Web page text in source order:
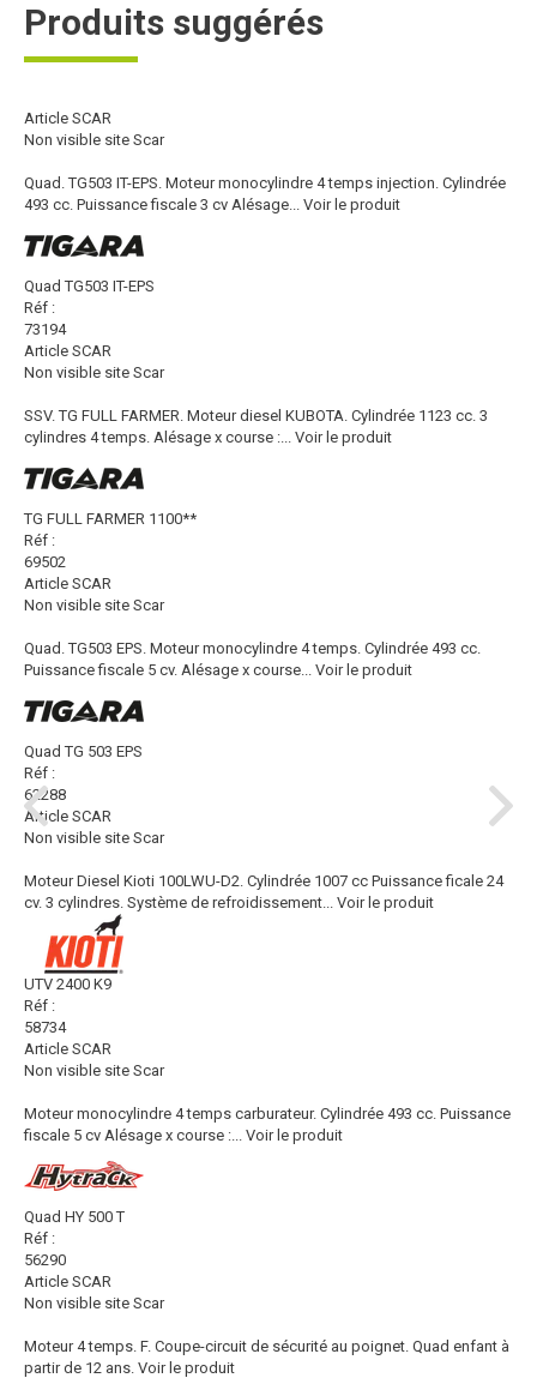
Produits suggérés
Article SCAR
Non visible site Scar
Quad. TG503 IT-EPS. Moteur monocylindre 4 temps injection. Cylindrée
493 cc. Puissance fiscale 3 cv Alésage... Voir le produit
Quad TG503 IT-EPS
Réf :
73194
Article SCAR
Non visible site Scar
SSV. TG FULL FARMER. Moteur diesel KUBOTA. Cylindrée 1123 cc. 3
cylindres 4 temps. Alésage x course :... Voir le produit
TG FULL FARMER 1100**
Réf :
69502
Article SCAR
Non visible site Scar
Quad. TG503 EPS. Moteur monocylindre 4 temps. Cylindrée 493 cc.
Puissance fiscale 5 cv. Alésage x course... Voir le produit
Quad TG 503 EPS
Réf :
62288
Article SCAR
Non visible site Scar
Moteur Diesel Kioti 100LWU-D2. Cylindrée 1007 cc Puissance ficale 24
cv. 3 cylindres. Système de refroidissement... Voir le produit
UTV 2400 K9
Réf :
58734
Article SCAR
Non visible site Scar
Moteur monocylindre 4 temps carburateur. Cylindrée 493 cc. Puissance
fiscale 5 cv Alésage x course :... Voir le produit
Quad HY 500 T
Réf :
56290
Article SCAR
Non visible site Scar
Moteur 4 temps. F. Coupe-circuit de sécurité au poignet. Quad enfant à
partir de 12 ans. Voir le produit